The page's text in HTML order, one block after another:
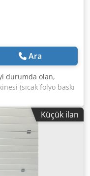
Ara
durumda olan,
(sıcak folyo baskı
U Thefx Aafsck
electronic Üretim
koşuluyla, Solingen
mevcut
hakkı saklıdır.
ayrıca, satıcı, yazım
değildir. Bilgiler ve
ve yayınlanması
Küçük ilan